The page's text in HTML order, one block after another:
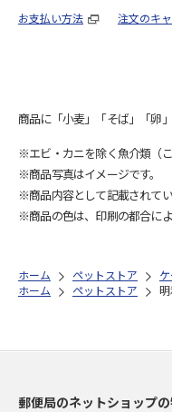
お支払い方法 注文のキ
商品に「小麦」「そば」「卵
※エビ・カニを除く魚介類（
※商品写真はイメージです。
※商品内容として記載されて
※商品の色は、印刷の都合に
ホーム ペットストア
ホーム
ペットストア
郵便局のネットショップ